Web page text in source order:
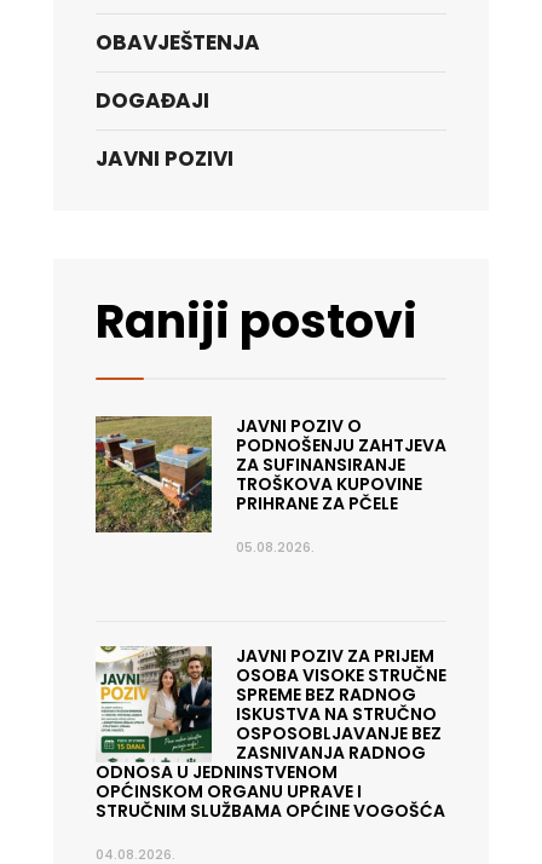
OBAVJEŠTENJA
DOGAĐAJI
JAVNI POZIVI
Raniji postovi
JAVNI POZIV O
PODNOŠENJU ZAHTJEVA
ZA SUFINANSIRANJE
TROŠKOVA KUPOVINE
PRIHRANE ZA PČELE
05.08.2026.
JAVNI POZIV ZA PRIJEM
OSOBA VISOKE STRUČNE
SPREME BEZ RADNOG
ISKUSTVA NA STRUČNO
OSPOSOBLJAVANJE BEZ
ZASNIVANJA RADNOG
ODNOSA U JEDNINSTVENOM
OPĆINSKOM ORGANU UPRAVE I
STRUČNIM SLUŽBAMA OPĆINE VOGOŠĆA
04.08.2026.